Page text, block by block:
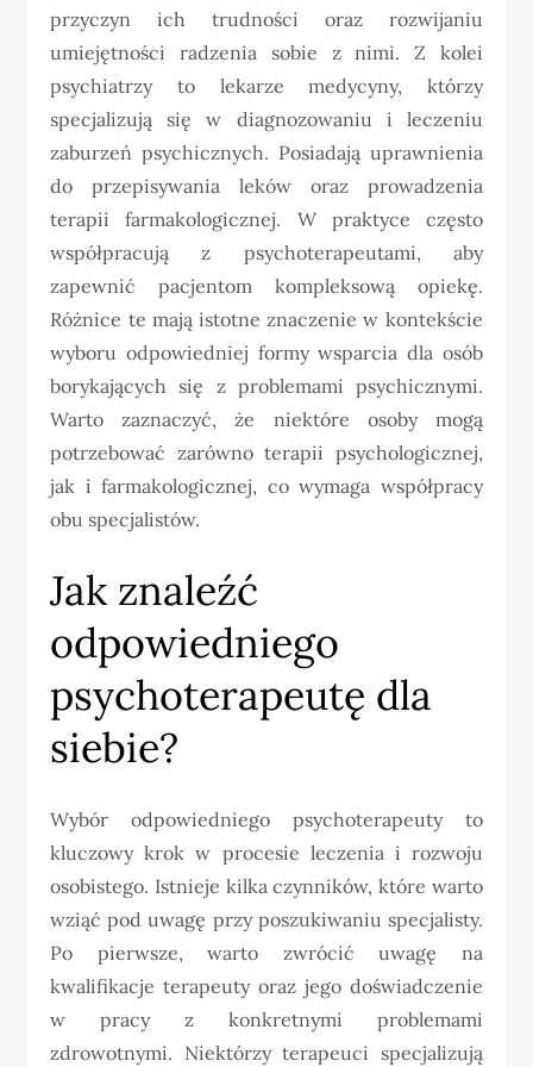
przyczyn ich trudności oraz rozwijaniu
umiejętności radzenia sobie z nimi. Z kolei
psychiatrzy to lekarze medycyny, którzy
specjalizują się w diagnozowaniu i leczeniu
zaburzeń psychicznych. Posiadają uprawnienia
do przepisywania leków oraz prowadzenia
terapii farmakologicznej. W praktyce często
współpracują z psychoterapeutami, aby
zapewnić pacjentom kompleksową opiekę.
Różnice te mają istotne znaczenie w kontekście
wyboru odpowiedniej formy wsparcia dla osób
borykających się z problemami psychicznymi.
Warto zaznaczyć, że niektóre osoby mogą
potrzebować zarówno terapii psychologicznej,
jak i farmakologicznej, co wymaga współpracy
obu specjalistów.
Jak znaleźć
odpowiedniego
psychoterapeutę dla
siebie?
Wybór odpowiedniego psychoterapeuty to
kluczowy krok w procesie leczenia i rozwoju
osobistego. Istnieje kilka czynników, które warto
wziąć pod uwagę przy poszukiwaniu specjalisty.
Po pierwsze, warto zwrócić uwagę na
kwalifikacje terapeuty oraz jego doświadczenie
w pracy z konkretnymi problemami
zdrowotnymi. Niektórzy terapeuci specjalizują